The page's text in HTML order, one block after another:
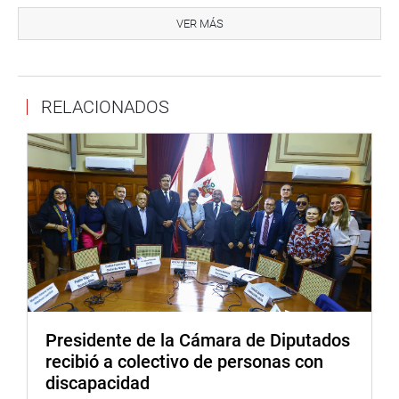
incorporación en el proyecto de Ley del Presupuesto
Público para el Año Fiscal 2024 para el Ministerio de
su compromiso en apoyarlos en su gestión.
Mientras, la parlamentaria Kelly Portalatino Avalos
(Áncash), participó del IV Congreso Regional de
Trabajadores Contratados, en la región Piura, junto a
dirigentes, asociaciones, sindicatos y federaciones, donde
los servidores públicos del sector Salud hicieron saber
sobre la problemática social, económica y laboral que
vienen atravesando en la actualidad.
Los trabajadores de dicho sector, también reclaman que
personal de salud y se solucione también la problemática
laboral de los trabajadores CAS Regular Asistencial del
MINSA.
VER MÁS
RELACIONADOS
Presidente de la Cámara de Diputados
recibió a colectivo de personas con
discapacidad